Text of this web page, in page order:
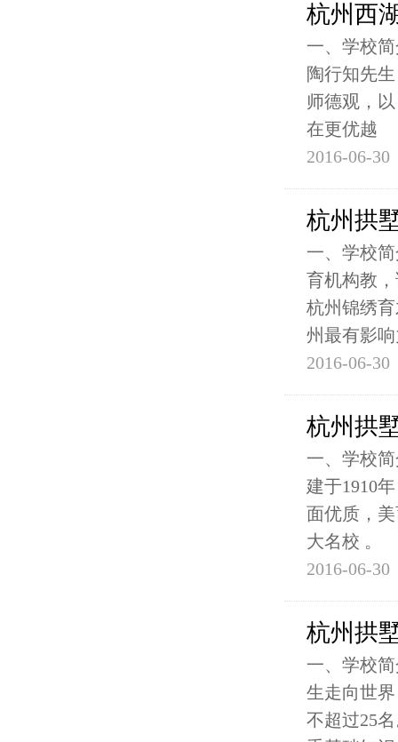
杭州西
一、学校
陶行知先
师德观，
在更优越
2016-06-30
杭州拱
一、学校
育机构教
杭州锦绣
州最有影
2016-06-30
杭州拱
一、学校
建于1910
面优质，
大名校 。
2016-06-30
杭州拱
一、学校
生走向世
不超过25